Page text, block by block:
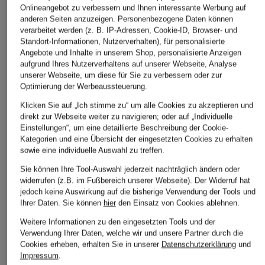
Onlineangebot zu verbessern und Ihnen interessante Werbung auf
anderen Seiten anzuzeigen. Personenbezogene Daten können
verarbeitet werden (z. B. IP-Adressen, Cookie-ID, Browser- und
Standort-Informationen, Nutzerverhalten), für personalisierte
Angebote und Inhalte in unserem Shop, personalisierte Anzeigen
aufgrund Ihres Nutzerverhaltens auf unserer Webseite, Analyse
unserer Webseite, um diese für Sie zu verbessern oder zur
Optimierung der Werbeaussteuerung.
Klicken Sie auf „Ich stimme zu“ um alle Cookies zu akzeptieren und
direkt zur Webseite weiter zu navigieren; oder auf „Individuelle
Einstellungen“, um eine detaillierte Beschreibung der Cookie-
Kategorien und eine Übersicht der eingesetzten Cookies zu erhalten
sowie eine individuelle Auswahl zu treffen.
Sie können Ihre Tool-Auswahl jederzeit nachträglich ändern oder
widerrufen (z.B. im Fußbereich unserer Webseite). Der Widerruf hat
jedoch keine Auswirkung auf die bisherige Verwendung der Tools und
Ihrer Daten. Sie können hierden Einsatz von Cookies ablehnen.
Weitere Informationen zu den eingesetzten Tools und der
Verwendung Ihrer Daten, welche wir und unsere Partner durch die
Cookies erheben, erhalten Sie in unserer Datenschutzerklärungund
Impressum.